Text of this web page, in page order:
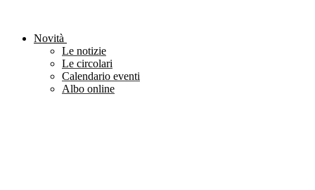
Novità
Le notizie
Le circolari
Calendario eventi
Albo online